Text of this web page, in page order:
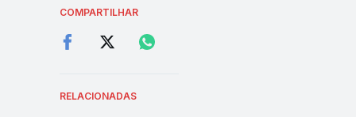
COMPARTILHAR
RELACIONADAS